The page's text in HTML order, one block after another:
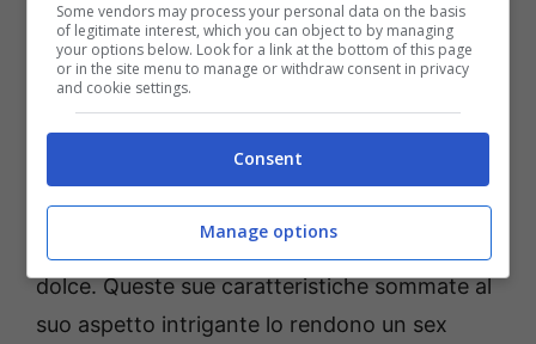
Joseph Bastianich: ecco come
stano veramente le cose
Il bell’imprenditore Joè è un uomo, come
hanno imparto a conoscerlo i fan della
trasmissione “Master Chef”, deciso e
determinato ma che sa anche essere molto
dolce. Queste sue caratteristiche sommate al
suo aspetto intrigante lo rendono un sex
Some vendors may process your personal data on the basis
of legitimate interest, which you can object to by managing
your options below. Look for a link at the bottom of this page
or in the site menu to manage or withdraw consent in privacy
and cookie settings.
Consent
Manage options